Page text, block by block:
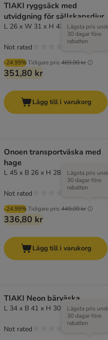
TIAKI ryggsäck med
utvidgning för sällskapsdjur
L 26 x W 31 x H 43 cm
-24.99%Tidigare pris 469,00 kr
Lägsta pris
30 dagar före
rabatten
351,80 kr
Not rated
Lägg till i varukorg
Onoen transportväska med
hage
L 45 x B 26 x H 28,5 cm - grå
-24.99%Tidigare pris 449,00 kr
Lägsta pris
30 dagar före
rabatten
336,80 kr
Not rated
Lägg till i varukorg
TIAKI Neon bärväska
L 34 x B 41 x H 30 cmLägsta pris
30 dagar före
rabatten
Not rated